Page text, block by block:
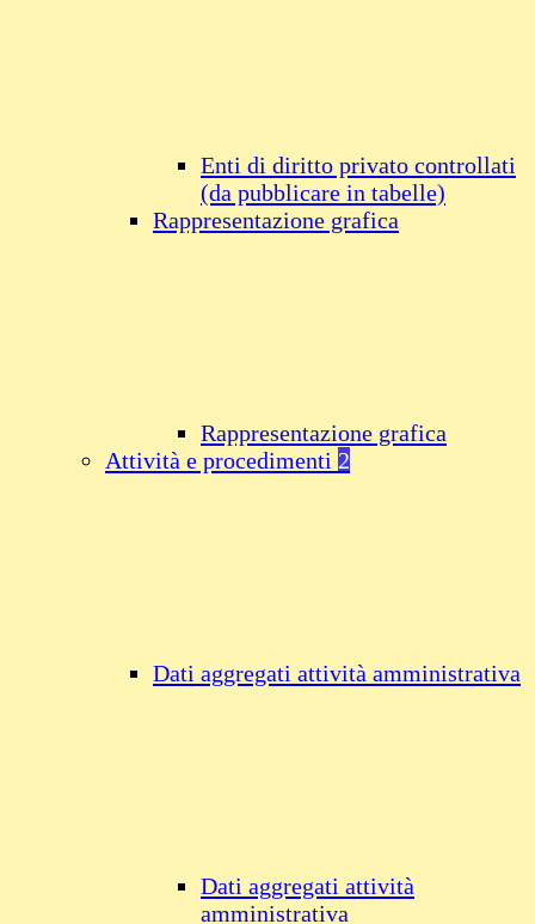
Enti di diritto privato controllati
(da pubblicare in tabelle)
Rappresentazione grafica
Rappresentazione grafica
Attività e procedimenti 2
Dati aggregati attività amministrativa
Dati aggregati attività
amministrativa